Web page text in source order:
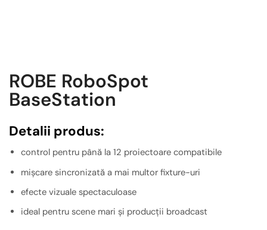
ROBE RoboSpot
BaseStation
Detalii produs:
control pentru până la 12 proiectoare compatibile
mișcare sincronizată a mai multor fixture-uri
efecte vizuale spectaculoase
ideal pentru scene mari și producții broadcast